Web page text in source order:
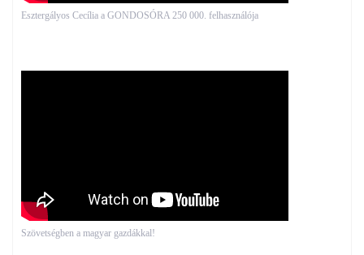
Esztergályos Cecília a GONDOSÓRA 250 000. felhasználója
Szövetségben a magyar gazdákkal!